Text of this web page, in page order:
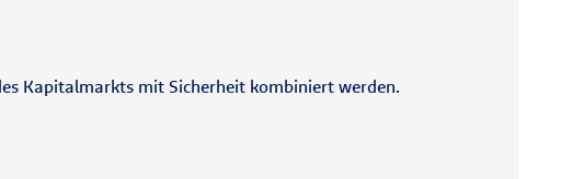
Kapitalmarkts mit Sicherheit kombiniert werden.